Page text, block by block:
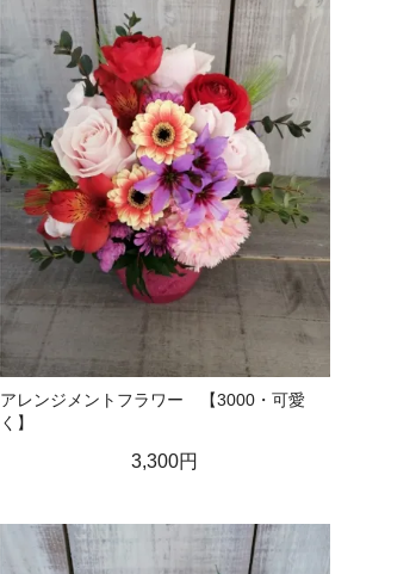
アレンジメントフラワー 【3000・可愛
く】
3,300円